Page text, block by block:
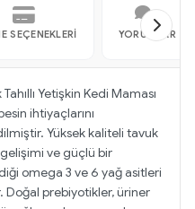
SEÇENEKLERI YORUMLAR
Yetişkin Kedi Maması
ihtiyaçlarını
Yüksek kaliteli tavuk
gelişimi ve güçlü bir
omega 3 ve 6 yağ asitleri
Doğal prebiyotikler, üriner